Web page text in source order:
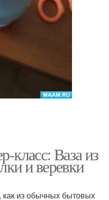
класс: Ваза из
и веревки
из обычных бытовых